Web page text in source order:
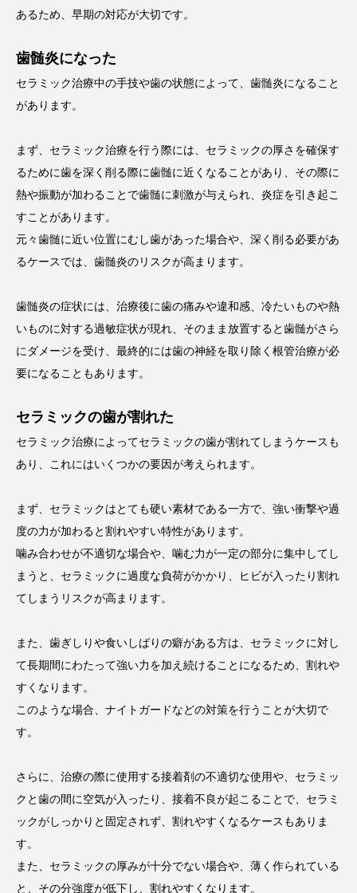
あるため、早期の対応が大切です。
歯髄炎になった
セラミック治療中の手技や歯の状態によって、歯髄炎になること
があります。
まず、セラミック治療を行う際には、セラミックの厚さを確保す
るために歯を深く削る際に歯髄に近くなることがあり、その際に
熱や振動が加わることで歯髄に刺激が与えられ、炎症を引き起こ
すことがあります。
元々歯髄に近い位置にむし歯があった場合や、深く削る必要があ
るケースでは、歯髄炎のリスクが高まります。
歯髄炎の症状には、治療後に歯の痛みや違和感、冷たいものや熱
いものに対する過敏症状が現れ、そのまま放置すると歯髄がさら
にダメージを受け、最終的には歯の神経を取り除く根管治療が必
要になることもあります。
セラミックの歯が割れた
セラミック治療によってセラミックの歯が割れてしまうケースも
あり、これにはいくつかの要因が考えられます。
まず、セラミックはとても硬い素材である一方で、強い衝撃や過
度の力が加わると割れやすい特性があります。
噛み合わせが不適切な場合や、噛む力が一定の部分に集中してし
まうと、セラミックに過度な負荷がかかり、ヒビが入ったり割れ
てしまうリスクが高まります。
また、歯ぎしりや食いしばりの癖がある方は、セラミックに対し
て長期間にわたって強い力を加え続けることになるため、割れや
すくなります。
このような場合、ナイトガードなどの対策を行うことが大切で
す。
さらに、治療の際に使用する接着剤の不適切な使用や、セラミッ
クと歯の間に空気が入ったり、接着不良が起こることで、セラミ
ックがしっかりと固定されず、割れやすくなるケースもありま
す。
また、セラミックの厚みが十分でない場合や、薄く作られている
と、その分強度が低下し、割れやすくなります。